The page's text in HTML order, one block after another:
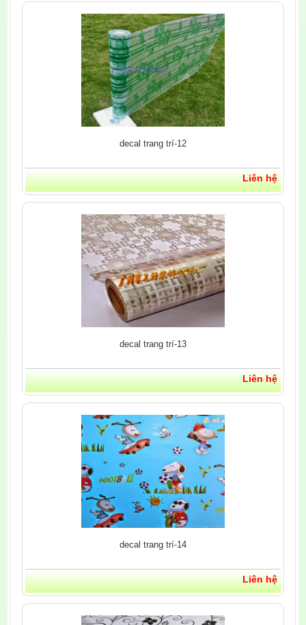
decal trang trí-12
Liên hệ
decal trang trí-13
Liên hệ
decal trang trí-14
Liên hệ